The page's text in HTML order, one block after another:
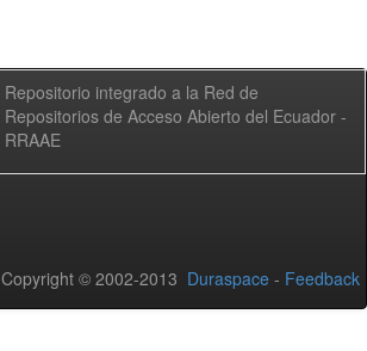
Repositorio integrado a la Red de
Repositorios de Acceso Abierto del Ecuador -
RRAAE
Copyright © 2002-2013 Duraspace - Feedback